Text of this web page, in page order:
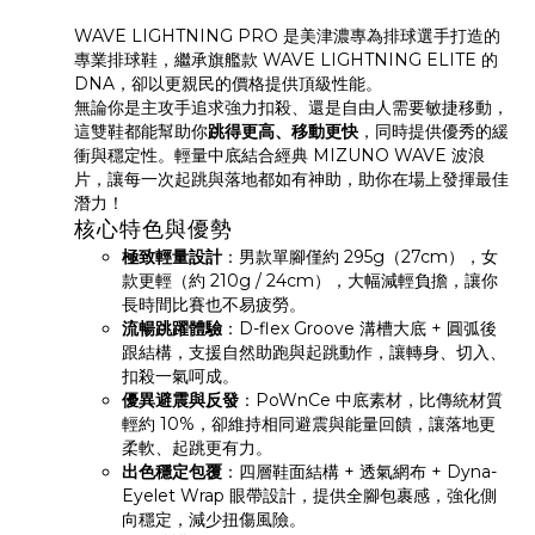
WAVE LIGHTNING PRO 是美津濃專為排球選手打造的
專業排球鞋，繼承旗艦款 WAVE LIGHTNING ELITE 的
DNA，卻以更親民的價格提供頂級性能。
無論你是主攻手追求強力扣殺、還是自由人需要敏捷移動，
這雙鞋都能幫助你跳得更高、移動更快 ，同時提供優秀的緩
衝與穩定性。輕量中底結合經典 MIZUNO WAVE 波浪
片，讓每一次起跳與落地都如有神助，助你在場上發揮最佳
潛力！
核心特色與優勢
極致輕量設計：男款單腳僅約 295g（27cm），女
款更輕（約 210g / 24cm），大幅減輕負擔，讓你
長時間比賽也不易疲勞。
流暢跳躍體驗 ：D-flex Groove 溝槽大底 + 圓弧後
跟結構，支援自然助跑與起跳動作，讓轉身、切入、
扣殺一氣呵成。
優異避震與反發 ：PoWnCe 中底素材，比傳統材質
輕約 10%，卻維持相同避震與能量回饋，讓落地更
柔軟、起跳更有力。
出色穩定包覆 ：四層鞋面結構 + 透氣網布 + Dyna-
Eyelet Wrap 眼帶設計，提供全腳包裹感，強化側
向穩定，減少扭傷風險。